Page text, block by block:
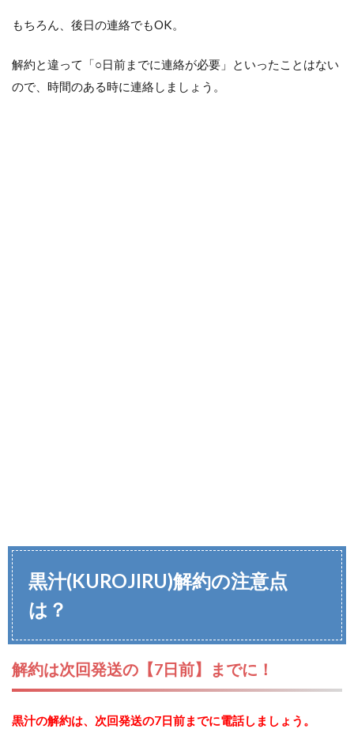
もちろん、後日の連絡でもOK。
解約と違って「○日前までに連絡が必要」といったことはない
ので、時間のある時に連絡しましょう。
黒汁(KUROJIRU)解約の注意点
は？
解約は次回発送の【7日前】までに！
黒汁の解約は、次回発送の7日前までに電話しましょう。